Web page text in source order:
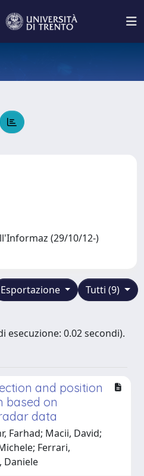
(29/10/12-)
Tutti (9)
Esportazione
esecuzione: 0.02 secondi).
and position
based on
data
Farhad; Macii, David;
Ferrari,
Daniele